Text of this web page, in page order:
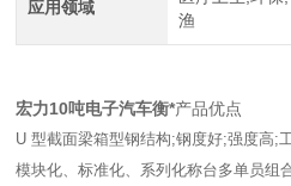
应用领域
渔
宏力10吨电子汽车衡*产品优点
U 型截面梁箱型钢结构;钢度好;强度高;
模块化、标准化、系列化称台多单员组